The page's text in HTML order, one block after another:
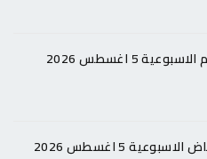
عروض نستو القصيم الاسبوعية 5 اغسطس 2026
عروض الدانوب الرياض الاسبوعية 5 اغسطس 2026